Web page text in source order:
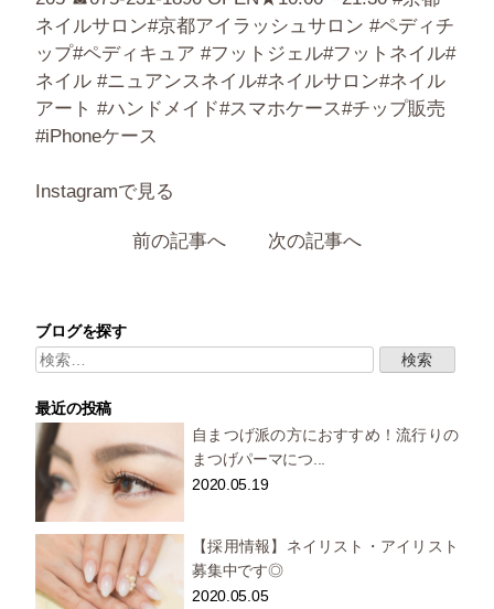
ネイルサロン#京都アイラッシュサロン #ペディチ
ップ#ペディキュア #フットジェル#フットネイル#
ネイル #ニュアンスネイル#ネイルサロン#ネイル
アート #ハンドメイド#スマホケース#チップ販売
#iPhoneケース
Instagramで見る
前の記事へ 次の記事へ
ブログを探す
検
最近の投稿
自まつげ派の方におすすめ！流行りの
まつげパーマにつ...
2020.05.19
【採用情報】ネイリスト・アイリスト
募集中です◎
2020.05.05